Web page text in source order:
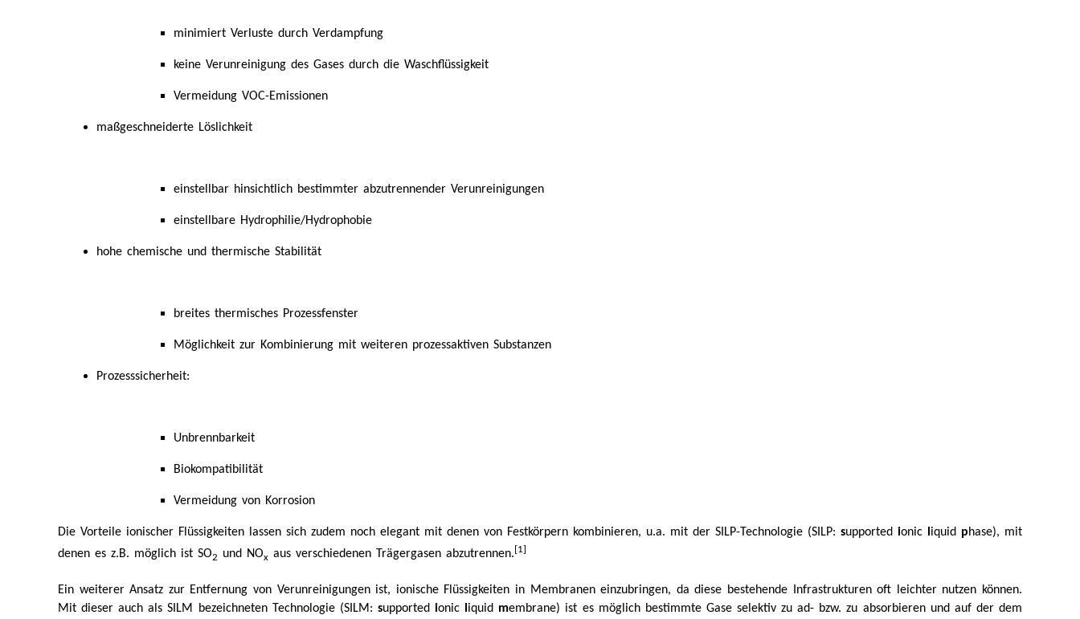
minimiert Verluste durch Verdampfung
keine Verunreinigung des Gases durch die Waschflüssigkeit
Vermeidung VOC-Emissionen
maßgeschneiderte Löslichkeit
einstellbar hinsichtlich bestimmter abzutrennender Verunreinigungen
einstellbare Hydrophilie/Hydrophobie
hohe chemische und thermische Stabilität
breites thermisches Prozessfenster
Möglichkeit zur Kombinierung mit weiteren prozessaktiven Substanzen
Prozesssicherheit:
Unbrennbarkeit
Biokompatibilität
Vermeidung von Korrosion
Die Vorteile ionischer Flüssigkeiten lassen sich zudem noch elegant mit denen von Festkörpern kombinieren, u.a. mit der SILP-Technologie (SILP: supported ionic iquid phase), mit
denen es z.B. möglich ist SO2 und NOx aus verschiedenen Trägergasen abzutrennen. [1]
Ein weiterer Ansatz zur Entfernung von Verunreinigungen ist, ionische Flüssigkeiten in Membranen einzubringen, da diese bestehende Infrastrukturen oft leichter nutzen können.
Mit dieser auch als SILM bezeichneten Technologie (SILM: supportedionic iquid membrane) ist es möglich bestimmte Gase selektiv zu ad- bzw. zu absorbieren und auf der dem